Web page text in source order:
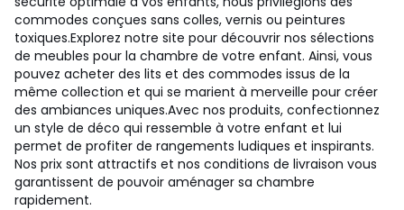
commodes conçues sans colles, vernis ou peintures
toxiques.Explorez notre site pour découvrir nos sélections
de meubles pour la chambre de votre enfant. Ainsi, vous
pouvez acheter des lits et des commodes issus de la
même collection et qui se marient à merveille pour créer
des ambiances uniques.Avec nos produits, confectionnez
un style de déco qui ressemble à votre enfant et lui
permet de profiter de rangements ludiques et inspirants.
Nos prix sont attractifs et nos conditions de livraison vous
garantissent de pouvoir aménager sa chambre
rapidement.